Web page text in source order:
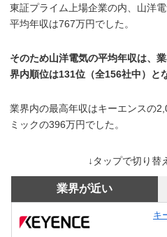
東証プライム上場企業の内、山洋
平均年収は767万円でした。
そのため山洋電気の平均年収は、
界内順位は131位（全156社中）と
業界内の最高年収はキーエンスの
ミックの396万円でした。
↓タップで切り替
業界が近い
キ